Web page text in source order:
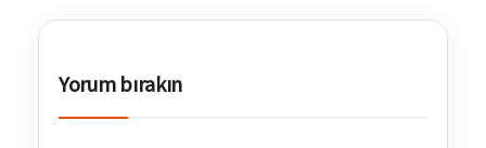
Yorum bırakın